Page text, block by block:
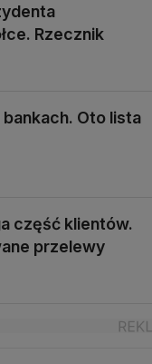
Rzecznik
Oto lista
część klientów.
przelewy